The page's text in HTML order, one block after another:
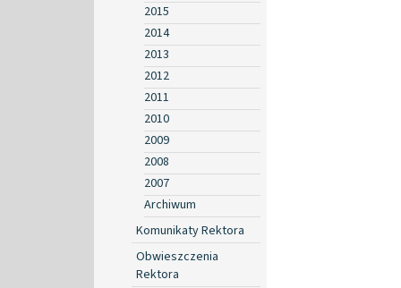
2015
2014
2013
2012
2011
2010
2009
2008
2007
Archiwum
Komunikaty Rektora
Obwieszczenia
Rektora